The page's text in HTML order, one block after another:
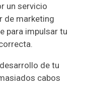
un servicio
de marketing
para impulsar tu
de tu
cabos